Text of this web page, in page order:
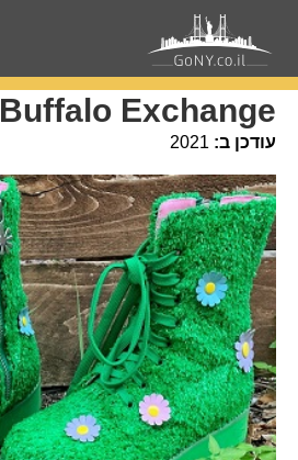
עמוד הבית מקומות בניו-יורק
Buffalo Exchange בצ'לסי
עודכן ב: 2021